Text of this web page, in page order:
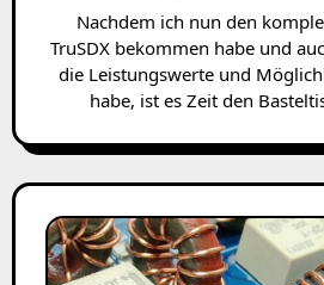
Nachdem ich nun den kompletten Bausatz des
TruSDX bekommen habe und
die Leistungswerte und
habe, ist es Zeit den